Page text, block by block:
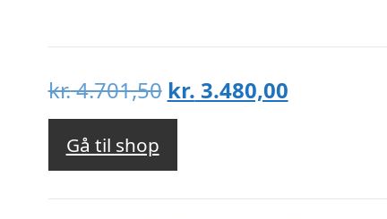
kr.4.701,50 Den
oprindelige
var:
kr. 4.701,50.
kr. 3.480,00Den
kr.
Gå til shop